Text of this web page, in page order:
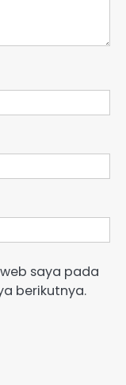
saya pada
berikutnya.